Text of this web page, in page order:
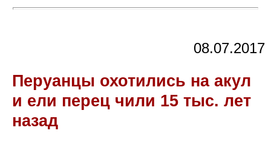
08.07.2017
Перуанцы охотились на акул
и ели перец чили 15 тыс. лет
назад